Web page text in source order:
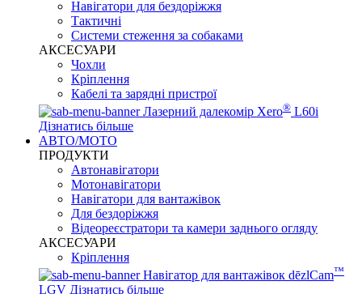
Навігатори для бездоріжжя
Тактичні
Системи стеження за собаками
АКСЕСУАРИ
Чохли
Кріплення
Кабелі та зарядні пристрої
Лазерний далекомір Xero® L60i
Дізнатись більше
АВТО/МОТО
ПРОДУКТИ
Автонавігатори
Мотонавігатори
Навігатори для вантажівок
Для бездоріжжя
Відеореєстратори та камери заднього огляду
АКСЕСУАРИ
Кріплення
Навігатор для вантажівок dēzlCam™
LGV Дізнатись більше